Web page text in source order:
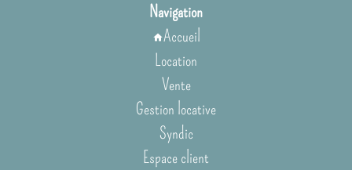
Navigation
Accueil
Location
Vente
Gestion locative
Syndic
Espace client